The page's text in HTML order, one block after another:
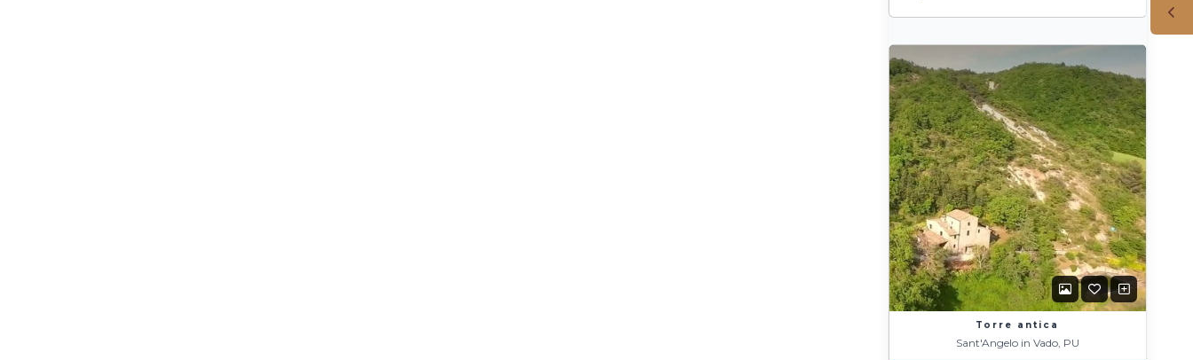
Torre antica
Sant'Angelo in Vado, PU